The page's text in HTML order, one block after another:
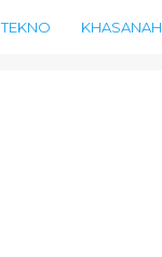
TEKNO KHASANAH